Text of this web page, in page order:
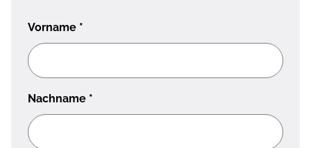
Vorname *
Nachname *